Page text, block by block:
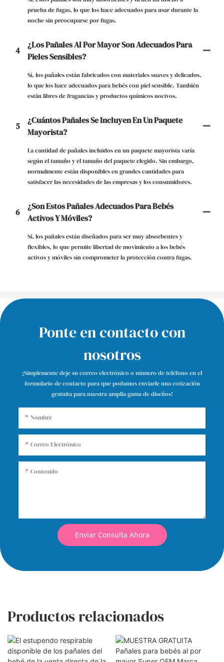
prueba de fugas, lo que los hace adecuados para usar durante la
noche sin preocuparse por fugas.
4
¿Los Pañales Al Por Mayor Son Adecuados Para
Pieles Sensibles?
Sí, los pañales están fabricados con materiales suaves y delicados,
lo que los hace adecuados para bebés con piel sensible. También
están libres de fragancias y productos químicos nocivos.
5
¿Cuántos Pañales Se Incluyen En Un Paquete
Mayorista?
La cantidad de pañales incluidos en un paquete mayorista varía
según el tamaño y el tamaño del paquete elegido. Sin embargo,
normalmente están disponibles en grandes cantidades para
satisfacer las necesidades de las empresas y los consumidores.
6
¿Son Estos Pañales Adecuados Para Bebés
Activos Y Móviles?
Sí, los pañales están diseñados para ser muy absorbentes y
flexibles, lo que permite libertad de movimiento a los bebés
activos y móviles sin comprometer la protección contra fugas.
Ponte en contacto con
nosotros
¡Simplemente deje su correo electrónico o número de teléfono en el
formulario de contacto para que podamos enviarle una cotización
gratuita para nuestra amplia gama de diseños!
Nombre
Correo Electrónico
Contenido
Enviar Consulta Ahora
Productos relacionados